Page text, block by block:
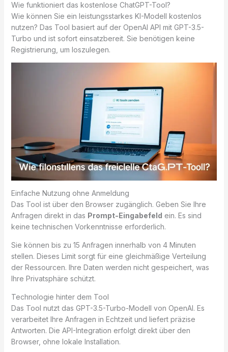
Wie funktioniert das kostenlose ChatGPT-Tool?
Wie können Sie ein leistungsstarkes KI-Modell kostenlos
nutzen? Das Tool basiert auf der OpenAI API mit GPT-3.5-
Turbo und ist sofort einsatzbereit. Sie benötigen keine
Registrierung, um loszulegen.
Einfache Nutzung ohne Anmeldung
Das Tool ist über den Browser zugänglich. Geben Sie Ihre
Anfragen direkt in das Prompt-Eingabefeld ein. Es sind
keine technischen Vorkenntnisse erforderlich.
Sie können bis zu 15 Anfragen innerhalb von 4 Minuten
stellen. Dieses Limit sorgt für eine gleichmäßige Verteilung
der Ressourcen. Ihre Daten werden nicht gespeichert, was
Ihre Privatsphäre schützt.
Technologie hinter dem Tool
Das Tool nutzt das GPT-3.5-Turbo-Modell von OpenAI. Es
verarbeitet Ihre Anfragen in Echtzeit und liefert präzise
Antworten. Die API-Integration erfolgt direkt über den
Browser, ohne lokale Installation.